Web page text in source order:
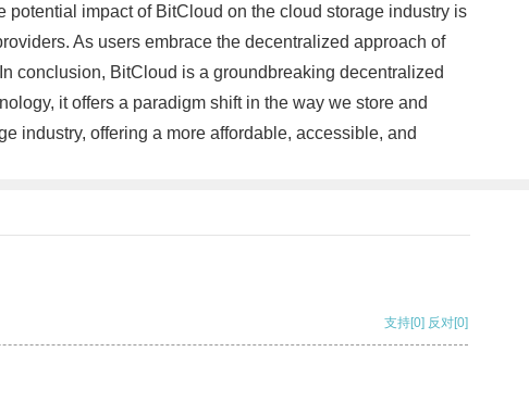
impact of BitCloud on the cloud storage industry is
As users embrace the decentralized approach of
conclusion, BitCloud is a groundbreaking decentralized
it offers a paradigm shift in the way we store and
industry, offering a more affordable, accessible, and
支持[0] 反对[0]